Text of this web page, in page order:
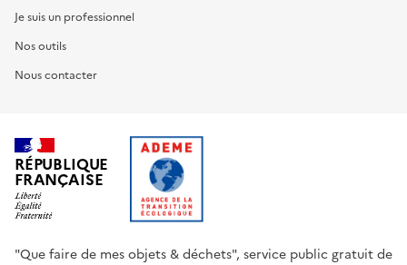
Je suis un professionnel
Nos outils
Nous contacter
RÉPUBLIQUE
FRANÇAISE
"Que faire de mes objets & déchets", service public gratuit de